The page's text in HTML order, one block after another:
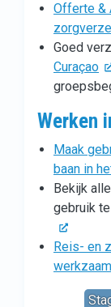
Offerte &
Goed
Curaçao
Werken
Maak
baan in
Bekijk
gebruik
Reis- en